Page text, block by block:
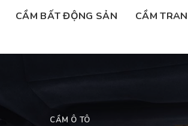
CẦM BẤT ĐỘNG SẢN CẦM
CẦM Ô TÔ